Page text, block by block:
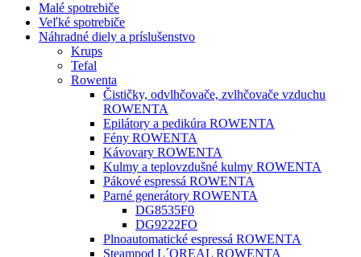
Malé spotrebiče
Veľké spotrebiče
Náhradné diely a príslušenstvo
Krups
Tefal
Rowenta
Čističky, odvlhčovače, zvlhčovače vzduchu
ROWENTA
Epilátory a pedikúra ROWENTA
Fény ROWENTA
Kávovary ROWENTA
Kulmy a teplovzdušné kulmy ROWENTA
Pákové espressá ROWENTA
Parné generátory ROWENTA
DG8535F0
DG9222FO
Plnoautomatické espressá ROWENTA
Steampod L´OREAL ROWENTA